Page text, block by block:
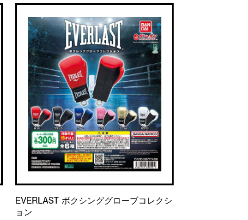
EVERLAST ボクシンググローブコレクシ
ョン